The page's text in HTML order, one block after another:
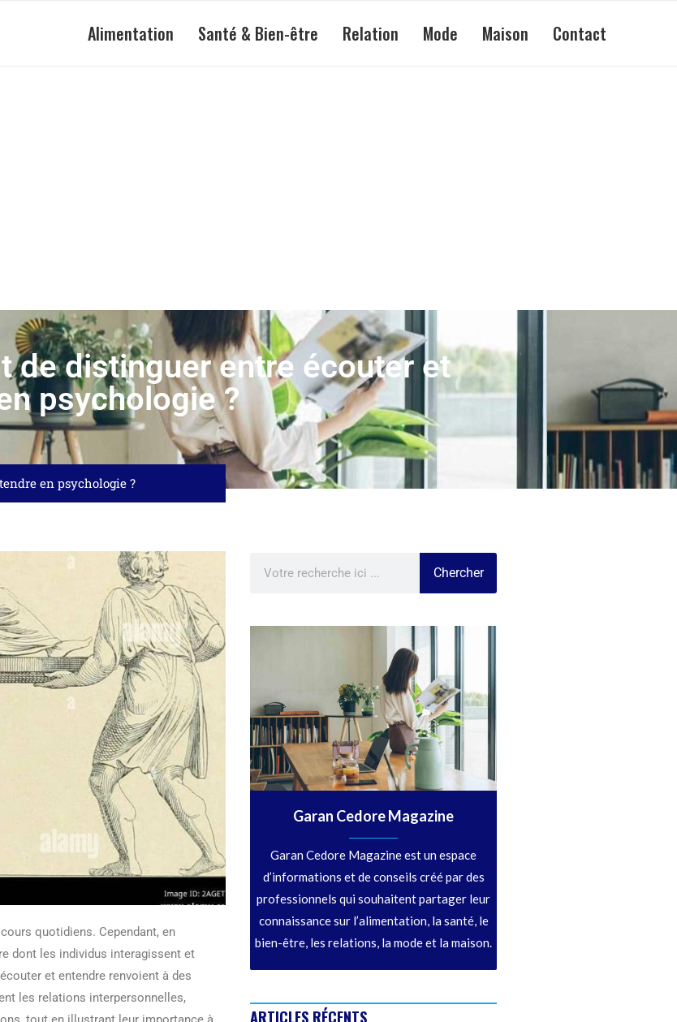
Alimentation Santé & Bien-être Relation Mode Maison Contact
de distinguer entre écouter et
psychologie ?
en psychologie ?
quotidiens. Cependant, en
dont les individus interagissent et
et entendre renvoient à des
les relations interpersonnelles,
Chercher
Garan Cedore Magazine
Garan Cedore Magazine est un espace
d’informations et de conseils créé par des
professionnels qui souhaitent partager leur
connaissance sur l’alimentation, la santé, le
bien-être, les relations, la mode et la maison.
ARTICLES RÉCENTS